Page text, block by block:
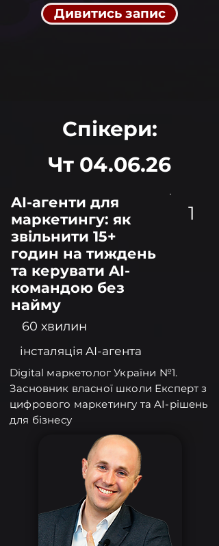
Дивитись запис
Спікери:
Чт 04.06.26
AI-агенти для
маркетингу: як
звільнити 15+
годин на тиждень
та керувати AI-
командою без
найму
1
60 хвилин
інсталяція AI-агента
Digital маркетолог України №1.
Засновник власної школи Експерт з
цифрового маркетингу та AI-рішень
для бізнесу